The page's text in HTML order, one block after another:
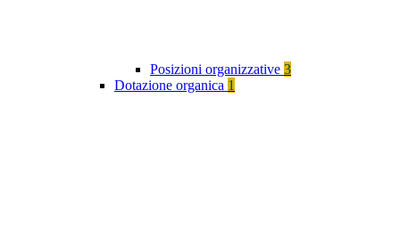
Posizioni organizzative 3
Dotazione organica 1